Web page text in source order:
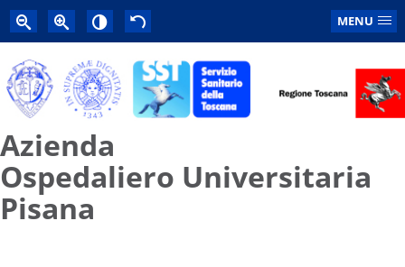
MENU
Azienda
Ospedaliero Universitaria
Pisana